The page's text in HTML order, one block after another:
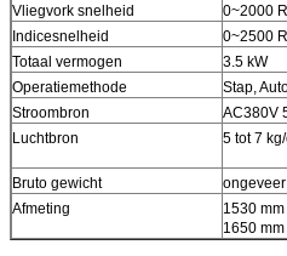
Vliegvork snelheid
0~2000
Indicesnelheid
0~2500
Totaal vermogen
3.5 kW
Operatiemethode
Stap,
Stroombron
AC380V
Luchtbron
5 tot 7
Bruto gewicht
Afmeting
1530
1650 mm